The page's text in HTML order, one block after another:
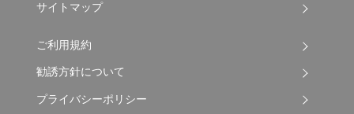
サイトマップ
ご利用規約
勧誘方針について
プライバシーポリシー